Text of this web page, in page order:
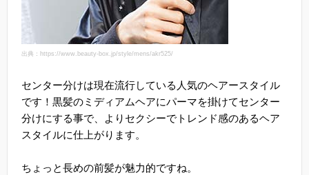
出典：https://www.beauty-box.jp/style/mens/akr525/
センター分けは現在流行している人気のヘアースタイル
です！黒髪のミディアムヘアにパーマを掛けてセンター
分けにする事で、よりセクシーでトレンド感のあるヘア
スタイルに仕上がります。
ちょっと長めの前髪が魅力的ですね。